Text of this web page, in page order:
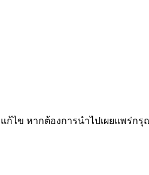
ก้ไข หากต้องการนำไปเผยแพร่ก